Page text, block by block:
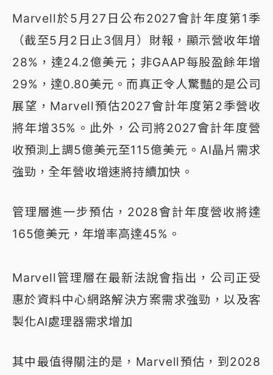
Marvell於5月27日公布2027會計年度第1季
（截至5月2日止3個月）財報，顯示營收年增
28%，達24.2億美元；非GAAP每股盈餘年增
29%，達0.80美元。而真正令人驚豔的是公司
展望，Marvell預估2027會計年度第2季營收
將年增35%。此外，公司將2027會計年度營
收預測上調5億美元至115億美元。AI晶片需求
強勁，全年營收增速將持續加快。
管理層進一步預估，2028會計年度營收將達
165億美元，年增率高達45%。
Marvell管理層在最新法說會指出，公司正受
惠於資料中心網路解決方案需求強勁，以及客
製化AI處理器需求增加
其中最值得關注的是，Marvell預估，到2028